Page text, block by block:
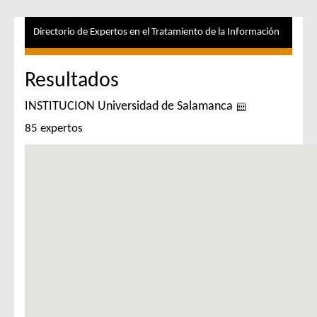
Directorio de Expertos en el Tratamiento de la Información
Resultados
INSTITUCION Universidad de Salamanca
85 expertos